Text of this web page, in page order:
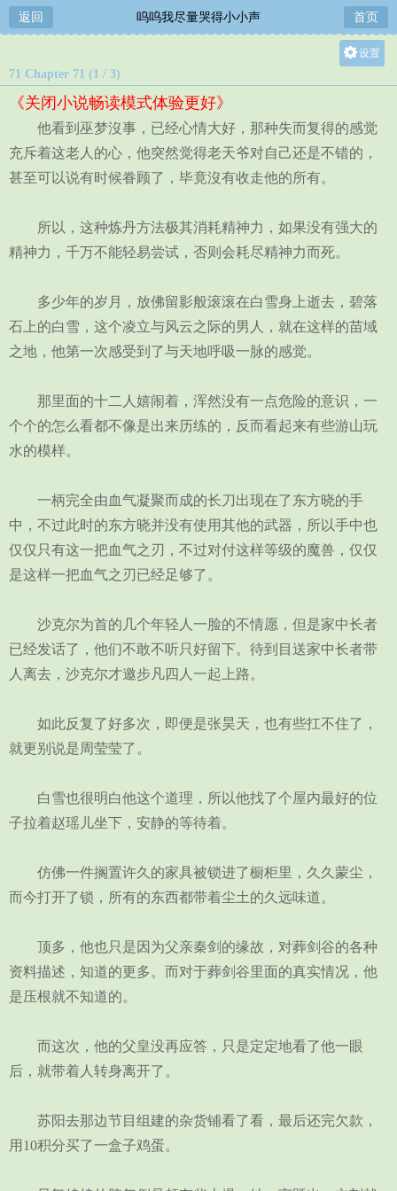
返回 呜呜我尽量哭得小小声 首页
设置
中
小
71 Chapter 71 (1 / 3)
《关闭小说畅读模式体验更好》
他看到巫梦沒事，已经心情大好，那种失而复得的感觉
充斥着这老人的心，他突然觉得老天爷对自己还是不错的，
甚至可以说有时候眷顾了，毕竟沒有收走他的所有。
所以，这种炼丹方法极其消耗精神力，如果没有强大的
精神力，千万不能轻易尝试，否则会耗尽精神力而死。
多少年的岁月，放佛留影般滚滚在白雪身上逝去，碧落
石上的白雪，这个凌立与风云之际的男人，就在这样的苗域
之地，他第一次感受到了与天地呼吸一脉的感觉。
那里面的十二人嬉闹着，浑然没有一点危险的意识，一
个个的怎么看都不像是出来历练的，反而看起来有些游山玩
水的模样。
一柄完全由血气凝聚而成的长刀出现在了东方晓的手
中，不过此时的东方晓并没有使用其他的武器，所以手中也
仅仅只有这一把血气之刃，不过对付这样等级的魔兽，仅仅
是这样一把血气之刃已经足够了。
沙克尔为首的几个年轻人一脸的不情愿，但是家中长者
已经发话了，他们不敢不听只好留下。待到目送家中长者带
人离去，沙克尔才邀步凡四人一起上路。
如此反复了好多次，即便是张昊天，也有些扛不住了，
就更别说是周莹莹了。
白雪也很明白他这个道理，所以他找了个屋内最好的位
子拉着赵瑶儿坐下，安静的等待着。
仿佛一件搁置许久的家具被锁进了橱柜里，久久蒙尘，
而今打开了锁，所有的东西都带着尘土的久远味道。
顶多，他也只是因为父亲秦剑的缘故，对葬剑谷的各种
资料描述，知道的更多。而对于葬剑谷里面的真实情况，他
是压根就不知道的。
而这次，他的父皇没再应答，只是定定地看了他一眼
后，就带着人转身离开了。
苏阳去那边节目组建的杂货铺看了看，最后还完欠款，
用10积分买了一盒子鸡蛋。